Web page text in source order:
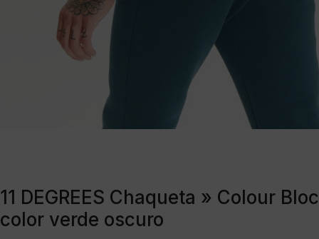
11 DEGREES Chaqueta » Colour
color verde oscuro